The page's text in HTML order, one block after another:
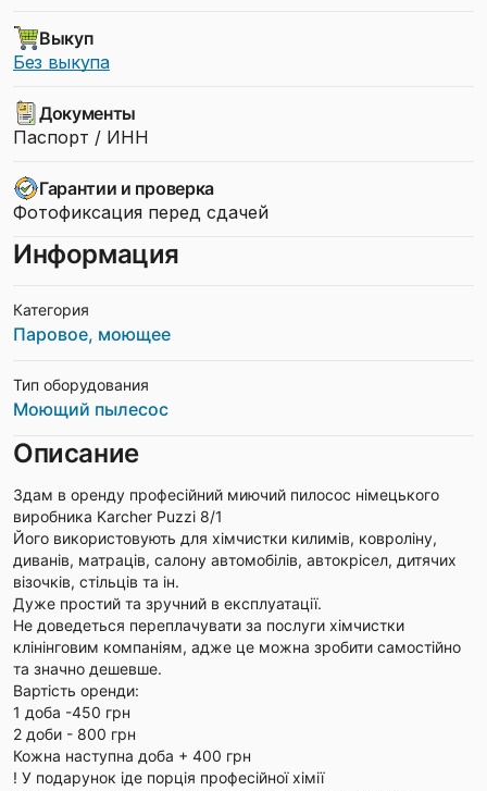
Выкуп
Без выкупа
Документы
Паспорт / ИНН
Гарантии и проверка
Фотофиксация перед сдачей
Информация
Категория
Паровое, моющее
Тип оборудования
Моющий пылесос
Описание
Здам в оренду професійний миючий пилосос німецького
виробника Karcher Puzzi 8/1
Його використовують для хімчистки килимів, ковроліну,
диванів, матраців, салону автомобілів, автокрісел, дитячих
візочків, стільців та ін.
Дуже простий та зручний в експлуатації.
Не доведеться переплачувати за послуги хімчистки
клінінговим компаніям, адже це можна зробити самостійно
та значно дешевше.
Вартість оренди:
1 доба -450 грн
2 доби - 800 грн
Кожна наступна доба + 400 грн
! У подарунок іде порція професійної хімії